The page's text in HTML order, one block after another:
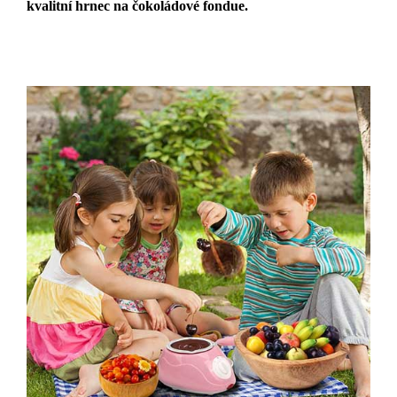
kvalitní hrnec na čokoládové fondue.